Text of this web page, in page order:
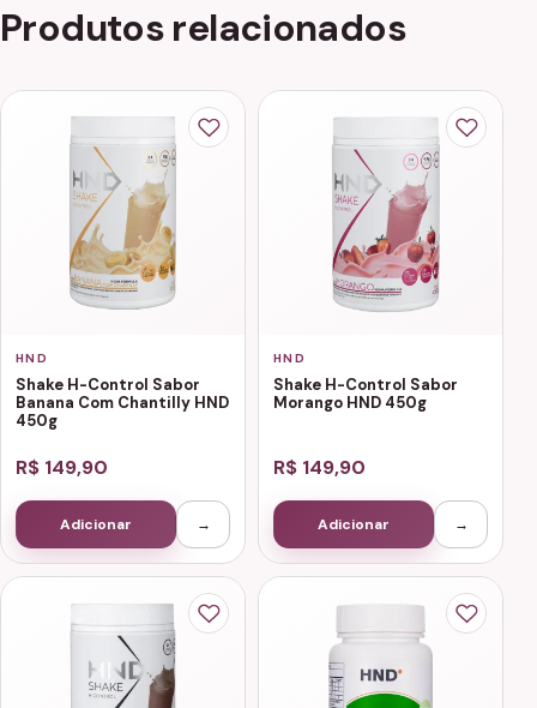
Produtos relacionados
HND
Shake H-Control Sabor
Banana Com Chantilly HND
450g
R$ 149,90
Adicionar →
HND
Shake H-Control Sabor
Morango HND 450g
R$ 149,90
Adicionar →